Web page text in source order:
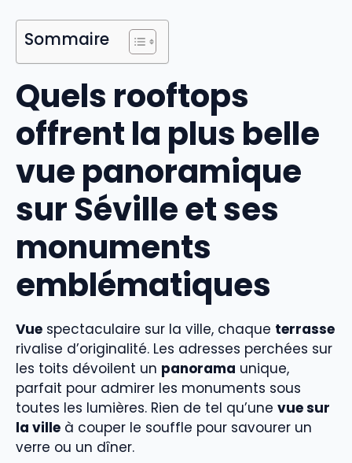
Sommaire
Quels rooftops
offrent la plus belle
vue panoramique
sur Séville et ses
monuments
emblématiques
Vue spectaculaire sur la ville, chaque terrasse
rivalise d’originalité. Les adresses perchées sur
les toits dévoilent un panorama unique,
parfait pour admirer les monuments sous
toutes les lumières. Rien de tel qu’une vue sur
la ville à couper le souffle pour savourer un
verre ou un dîner.